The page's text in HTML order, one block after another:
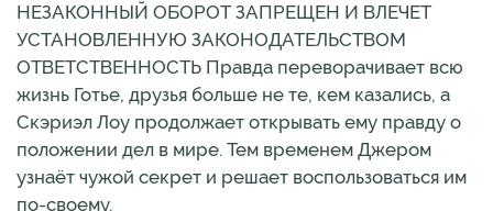
НЕЗАКОННЫЙ ОБОРОТ ЗАПРЕЩЕН И ВЛЕЧЕТ
УСТАНОВЛЕННУЮ ЗАКОНОДАТЕЛЬСТВОМ
ОТВЕТСТВЕННОСТЬ Правда переворачивает всю
жизнь Готье, друзья больше не те, кем казались, а
Скэриэл Лоу продолжает открывать ему правду о
положении дел в мире. Тем временем Джером
узнаёт чужой секрет и решает воспользоваться им
по-своему.